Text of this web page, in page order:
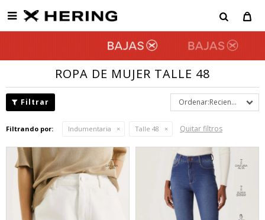

ROPA DE MUJER TALLE 48
Recientes
Filtrando por: Indumentaria Talle 48 Quitar filtros